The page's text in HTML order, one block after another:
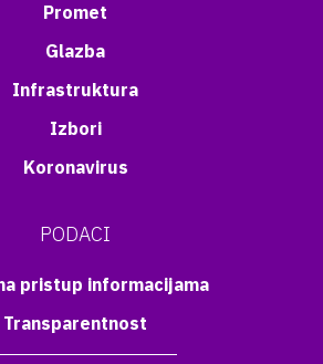
Promet
Glazba
Infrastruktura
Izbori
Koronavirus
PODACI
pristup informacijama
Transparentnost